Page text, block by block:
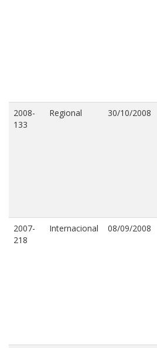
2008-
133
Regional 30/10/2008
2007-
218
Internacional 08/09/2008